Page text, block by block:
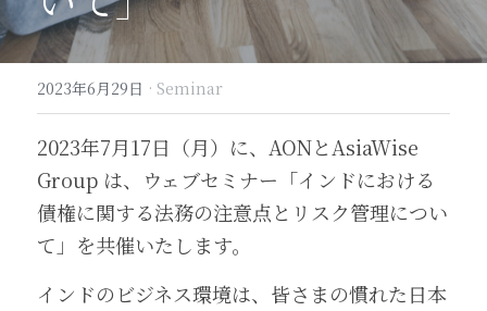
2023年6月29日 · Seminar
2023年7月17日（月）に、AONとAsiaWise
Group は、ウェブセミナー「インドにおける
債権に関する法務の注意点とリスク管理につい
て」を共催いたします。
インドのビジネス環境は、皆さまの慣れた日本